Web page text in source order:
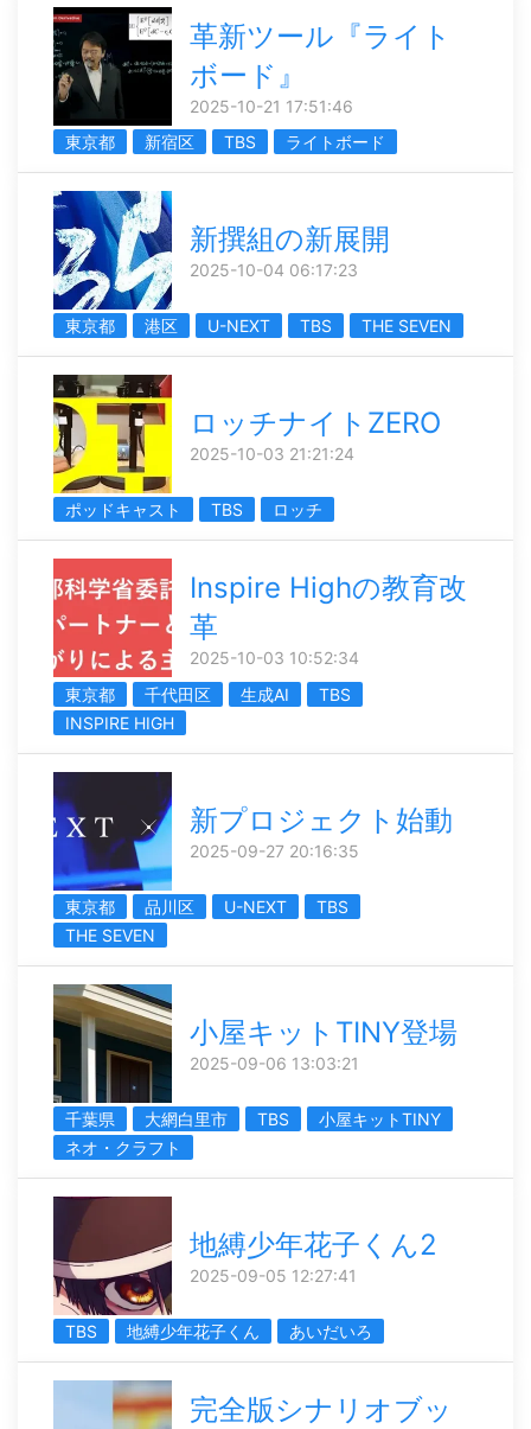
革新ツール『ライト
ボード』
2025-10-21 17:51:46
東京都
新宿区 TBS ライトボード
新撰組の新展開
2025-10-04 06:17:23
東京都 港区 U-NEXT TBS THE SEVEN
ロッチナイトZERO
2025-10-03 21:21:24
ポッドキャスト TBS ロッチ
Inspire Highの教育改
革
2025-10-03 10:52:34
東京都
千代田区 生成AI
TBS
INSPIRE HIGH
新プロジェクト始動
2025-09-27 20:16:35
東京都 品川区 U-NEXT
TBS
THE SEVEN
小屋キットTINY登場
2025-09-06 13:03:21
千葉県 大網白里市 TBS
小屋キットTINY
ネオ・クラフト
地縛少年花子くん2
2025-09-05 12:27:41
TBS 地縛少年花子くん あいだいろ
完全版シナリオブッ